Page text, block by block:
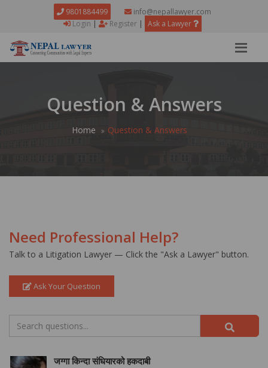
9801884499
info@nepallawyer.com
Login | Register | Ask a Lawyer
Question & Answers
Home Question & Answers
Need Professional Help?
Talk to a Litigation Lawyer — Click the "Ask a Lawyer" button.
Ask Your Question
जग्गा किन्दा संधियारको हकदाबी